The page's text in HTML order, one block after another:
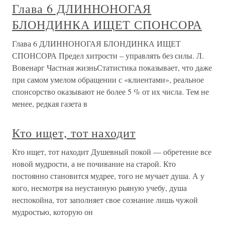
Глава 6 ДЛИННОНОГАЯ
БЛОНДИНКА ИЩЕТ СПОНСОРА
Глава 6 ДЛИННОНОГАЯ БЛОНДИНКА ИЩЕТ
СПОНСОРА Предел хитрости – управлять без силы. Л.
Вовенарг Частная жизньСтатистика показывает, что даже
при самом умелом обращении с «клиентами», реальное
спонсорство оказывают не более 5 % от их числа. Тем не
менее, редкая газета в
Кто ищет, тот находит
Кто ищет, тот находит Душевный покой — обретение все
новой мудрости, а не почивание на старой. Кто
постоянно становится мудрее, того не мучает душа. А у
кого, несмотря на неустанную рьяную учебу, душа
неспокойна, тот заполняет свое сознание лишь чужой
мудростью, которую он